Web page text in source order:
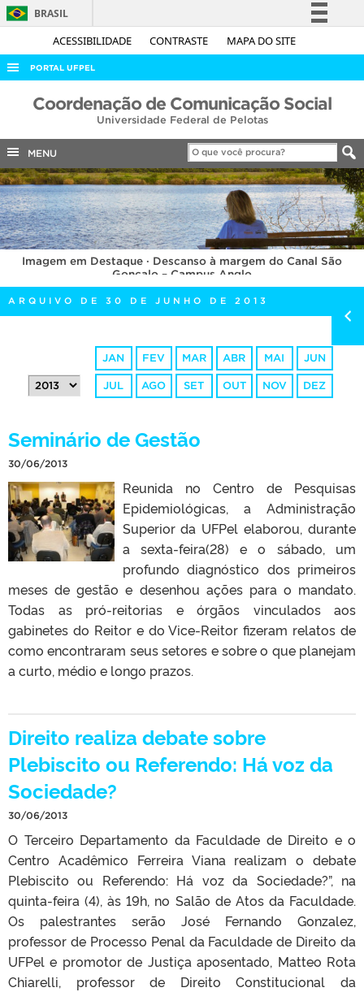
ACESSIBILIDADE CONTRASTE MAPA DO SITE
BRASIL
Simplifique!
Acesso à informação
Legislação
Canais
PORTAL UFPEL
ACESSO À INFORMAÇÃO
COBALTO
CONCURSOS
EDITAIS
INTERNACIONAL
OUVIDORIA
PORTARIAS
TELEFONES
Coordenação de Comunicação Social
Universidade Federal de Pelotas
MENU
Imagem em Destaque · Descanso à margem do Canal São
Gonçalo – Campus Anglo
ARQUIVO DE 30 DE JUNHO DE 2013
JAN FEV MAR ABR MAI JUN
JUL AGO SET OUT NOV DEZ
Seminário de Gestão
30/06/2013
Reunida no Centro de Pesquisas
Epidemiológicas, a Administração
Superior da UFPel elaborou, durante
a sexta-feira(28) e o sábado, um
profundo diagnóstico dos primeiros
meses de gestão e desenhou ações para o mandato.
Todas as pró-reitorias e órgãos vinculados aos
gabinetes do Reitor e do Vice-Reitor fizeram relatos de
como encontraram seus setores e sobre o que planejam
a curto, médio e longo prazos.
Direito realiza debate sobre
Plebiscito ou Referendo: Há voz da
Sociedade?
30/06/2013
O Terceiro Departamento da Faculdade de Direito e o
Centro Acadêmico Ferreira Viana realizam o debate
Plebiscito ou Referendo: Há voz da Sociedade?”, na
quinta-feira (4), às 19h, no Salão de Atos da Faculdade.
Os palestrantes serão José Fernando Gonzalez,
professor de Processo Penal da Faculdade de Direito da
UFPel e promotor de Justiça aposentado, Matteo Rota
Chiarelli, professor de Direito Constitucional da